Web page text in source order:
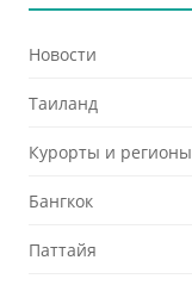
Новости
Таиланд
Курорты и регионы
Бангкок
Паттайя